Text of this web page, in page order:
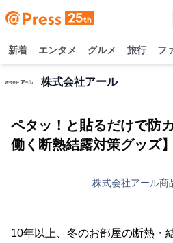
新着 エンタメ グルメ 旅行 フ
株式会社アール
ペタッ！と貼るだけで防
働く断熱結露対策グッズ
株式会社アール商
10年以上、冬のお部屋の断熱・